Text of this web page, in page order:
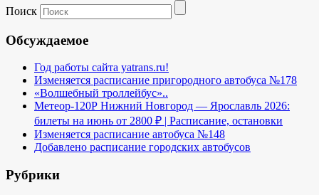
Поиск
Обсуждаемое
Год работы сайта yatrans.ru!
Изменяется расписание пригородного автобуса №178
«Волшебный троллейбус»..
Метеор-120Р Нижний Новгород — Ярославль 2026:
билеты на июнь от 2800 ₽ | Расписание, остановки
Изменяется расписание автобуса №148
Добавлено расписание городских автобусов
Рубрики